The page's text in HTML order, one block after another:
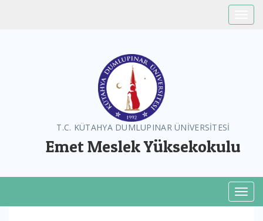
T.C. KÜTAHYA DUMLUPINAR ÜNİVERSİTESİ
Emet Meslek Yüksekokulu